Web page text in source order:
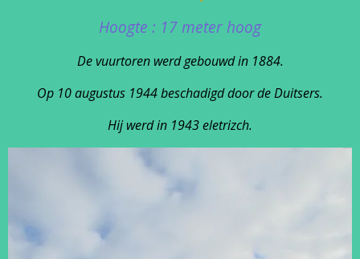
Hoogte : 17 meter hoog
De vuurtoren werd gebouwd in 1884.
Op 10 augustus 1944 beschadigd door de Duitsers.
Hij werd in 1943 eletrizch.